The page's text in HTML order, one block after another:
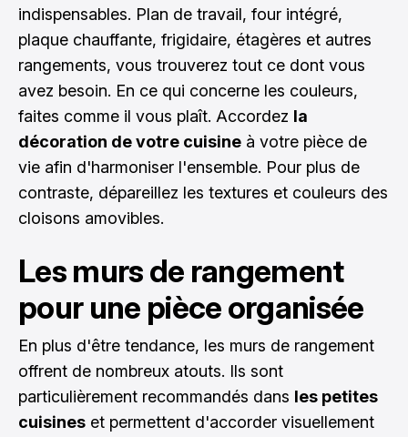
indispensables. Plan de travail, four intégré,
plaque chauffante, frigidaire, étagères et autres
rangements, vous trouverez tout ce dont vous
avez besoin. En ce qui concerne les couleurs,
faites comme il vous plaît. Accordez la
décoration de votre cuisine à votre pièce de
vie afin d'harmoniser l'ensemble. Pour plus de
contraste, dépareillez les textures et couleurs des
cloisons amovibles.
Les murs de rangement
pour une pièce organisée
En plus d'être tendance, les murs de rangement
offrent de nombreux atouts. Ils sont
particulièrement recommandés dans les petites
cuisines et permettent d'accorder visuellement